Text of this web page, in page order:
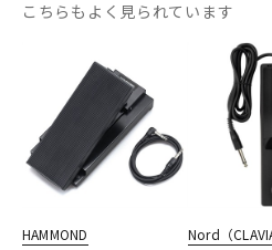
こちらもよく見られています
HAMMOND
Nord（